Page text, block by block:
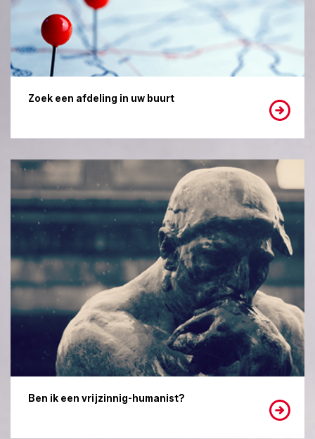
Zoek een afdeling in uw buurt
Ben ik een vrijzinnig-humanist?